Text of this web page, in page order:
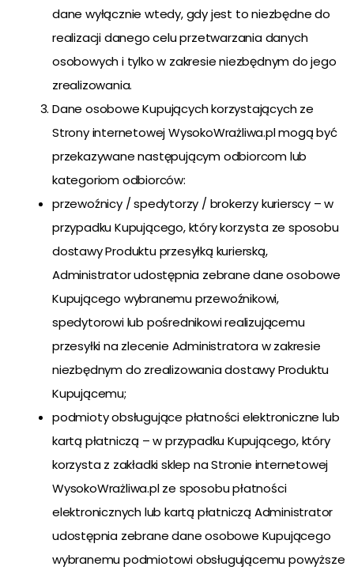
dane wyłącznie wtedy, gdy jest to niezbędne do
realizacji danego celu przetwarzania danych
osobowych i tylko w zakresie niezbędnym do jego
zrealizowania.
Dane osobowe Kupujących korzystających ze
Strony internetowej WysokoWrażliwa.pl mogą być
przekazywane następującym odbiorcom lub
kategoriom odbiorców:
przewoźnicy / spedytorzy / brokerzy kurierscy – w
przypadku Kupującego, który korzysta ze sposobu
dostawy Produktu przesyłką kurierską,
Administrator udostępnia zebrane dane osobowe
Kupującego wybranemu przewoźnikowi,
spedytorowi lub pośrednikowi realizującemu
przesyłki na zlecenie Administratora w zakresie
niezbędnym do zrealizowania dostawy Produktu
Kupującemu;
podmioty obsługujące płatności elektroniczne lub
kartą płatniczą – w przypadku Kupującego, który
korzysta z zakładki sklep na Stronie internetowej
WysokoWrażliwa.pl ze sposobu płatności
elektronicznych lub kartą płatniczą Administrator
udostępnia zebrane dane osobowe Kupującego
wybranemu podmiotowi obsługującemu powyższe